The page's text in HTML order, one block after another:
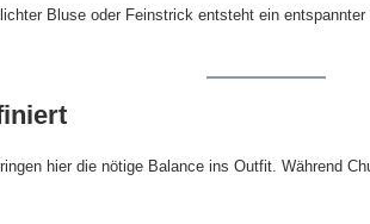
Bluse oder Feinstrick entsteht ein
hier die nötige Balance ins Outfit. Während